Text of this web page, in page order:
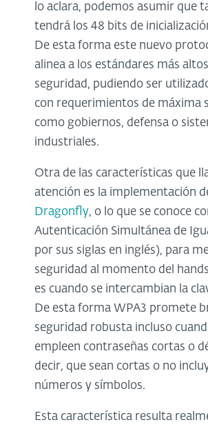
lo aclara, podemos asumir que
tendrá los 48 bits de
De esta forma este nuevo
alinea a los estándares más
seguridad, pudiendo ser
con requerimientos de máxima
como gobiernos, defensa o
industriales.
Otra de las características que
atención es la implementación
Dragonfly, o lo que se conoce
Autenticación Simultánea de
por sus siglas en inglés), para
seguridad al momento del
es cuando se intercambian la
De esta forma WPA3 promete
seguridad robusta incluso
empleen contraseñas cortas o
decir, que sean cortas o no
números y símbolos.
Esta característica resulta